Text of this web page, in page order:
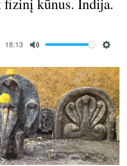
18:13
u
t
e
e
t
t
i
n
g
s